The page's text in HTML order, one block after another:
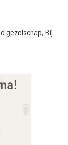
gezelschap, Bij